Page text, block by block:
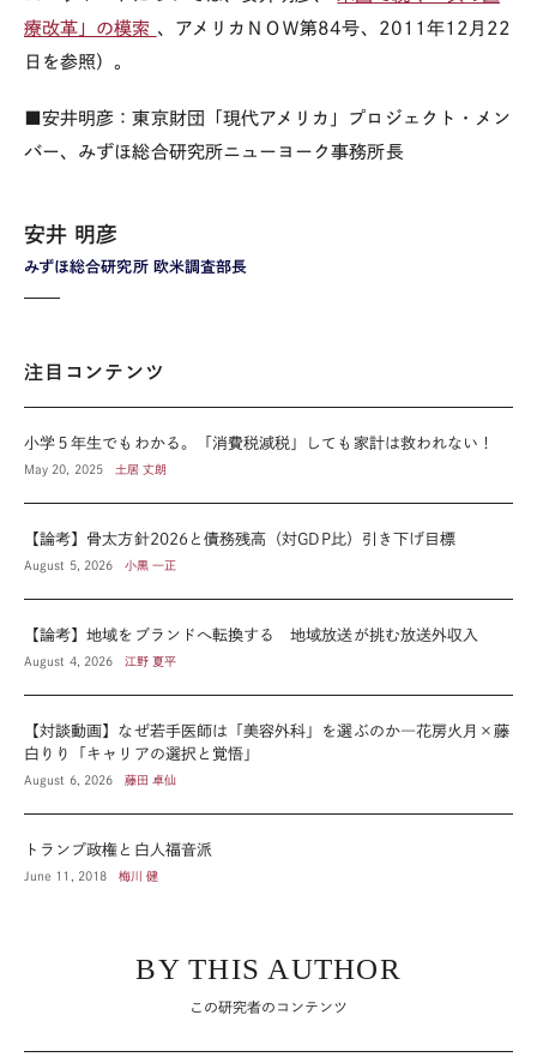
療改革」の模索 、アメリカＮＯＷ第84号、2011年12月22
日を参照）。
■安井明彦：東京財団「現代アメリカ」プロジェクト・メン
バー、みずほ総合研究所ニューヨーク事務所長
みずほ総合研究所 欧米調査部長
安井 明彦
注目コンテンツ
小学５年生でもわかる。「消費税減税」しても家計は救われない！
May 20, 2025 土居 丈朗
【論考】骨太方針2026と債務残高（対GDP比）引き下げ目標
August 5, 2026 小黒 一正
【論考】地域をブランドへ転換する 地域放送が挑む放送外収入
August 4, 2026 江野 夏平
【対談動画】なぜ若手医師は「美容外科」を選ぶのか―花房火月×藤
白りり「キャリアの選択と覚悟」
August 6, 2026 藤田 卓仙
トランプ政権と白人福音派
June 11, 2018 梅川 健
BY THIS AUTHOR
この研究者のコンテンツ